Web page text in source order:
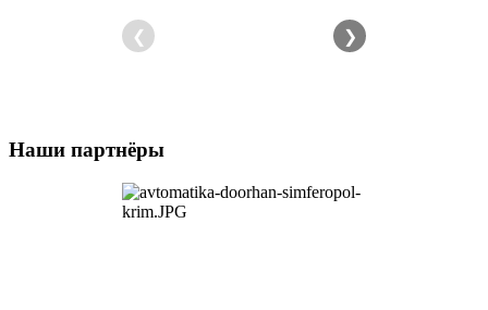
❮ ❯
Наши партнёры